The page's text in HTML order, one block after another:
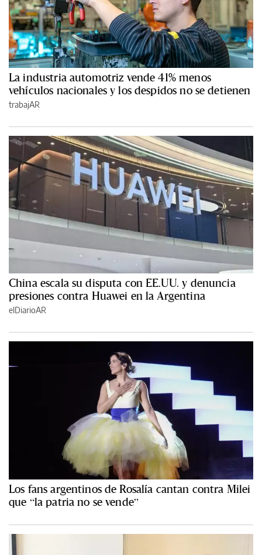
La industria automotriz vende 41% menos
vehículos nacionales y los despidos no se detienen
trabajAR
China escala su disputa con EE.UU. y denuncia
presiones contra Huawei en la Argentina
elDiarioAR
Los fans argentinos de Rosalía cantan contra Milei
que “la patria no se vende”